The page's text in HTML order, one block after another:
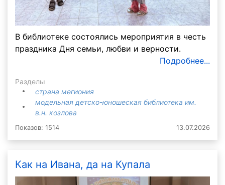
В библиотеке состоялись мероприятия в честь
праздника Дня семьи, любви и верности.
Подробнее...
Разделы
страна мегиония
модельная детско-юношеская библиотека им.
в.н. козлова
Показов: 1514 13.07.2026
Как на Ивана, да на Купала